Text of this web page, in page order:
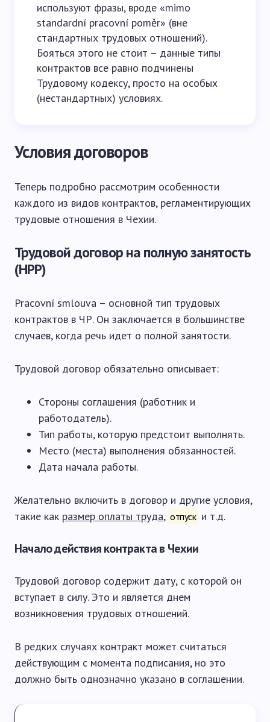
используют фразы, вроде «mimo
standardní pracovní poměr» (вне
стандартных трудовых отношений).
Бояться этого не стоит – данные типы
контрактов все равно подчинены
Трудовому кодексу, просто на особых
(нестандартных) условиях.
Условия договоров
Теперь подробно рассмотрим особенности
каждого из видов контрактов, регламентирующих
трудовые отношения в Чехии.
Трудовой договор на полную занятость
(HPP)
Pracovní smlouva – основной тип трудовых
контрактов в ЧР. Он заключается в большинстве
случаев, когда речь идет о полной занятости.
Трудовой договор обязательно описывает:
Стороны соглашения (работник и
работодатель).
Тип работы, которую предстоит выполнять.
Место (места) выполнения обязанностей.
Дата начала работы.
Желательно включить в договор и другие условия,
такие как размер оплаты труда, отпуск и т.д.
Начало действия контракта в Чехии
Трудовой договор содержит дату, с которой он
вступает в силу. Это и является днем
возникновения трудовых отношений.
В редких случаях контракт может считаться
действующим с момента подписания, но это
должно быть однозначно указано в соглашении.